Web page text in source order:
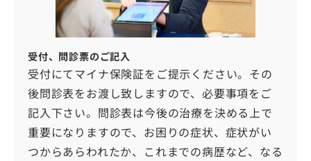
受付、問診票のご記入
受付にてマイナ保険証をご提示ください。その
後問診表をお渡し致しますので、必要事項をご
記入下さい。問診表は今後の治療を決める上で
重要になりますので、お困りの症状、症状がい
つからあらわれたか、これまでの病歴など、なる